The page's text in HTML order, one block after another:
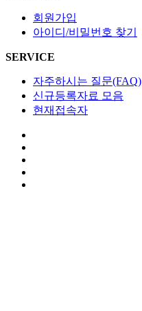
회원가입
아이디/비밀번호 찾기
SERVICE
자주하시는 질문(FAQ)
신규등록자료 모음
현재접속자